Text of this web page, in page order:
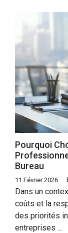
Pourquoi
Bureau
11 Février 2026
Dans un
coûts et la
des priorités
entreprises ...